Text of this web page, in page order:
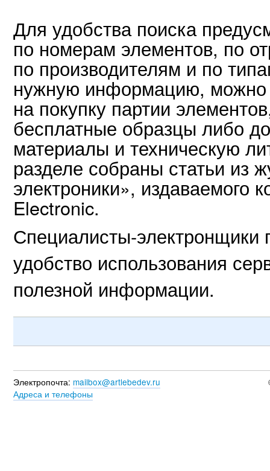
Для удобства поиска
по номерам элементов, по
по производителям и по
нужную информацию, можно
на покупку партии
бесплатные образцы либо
материалы и техническую
разделе собраны статьи из
электроники», издаваемого
Electronic.
Специалисты-электронщики
удобство использования
полезной информации.
Электропочта: mailbox@artlebedev.ru
Адреса и телефоны